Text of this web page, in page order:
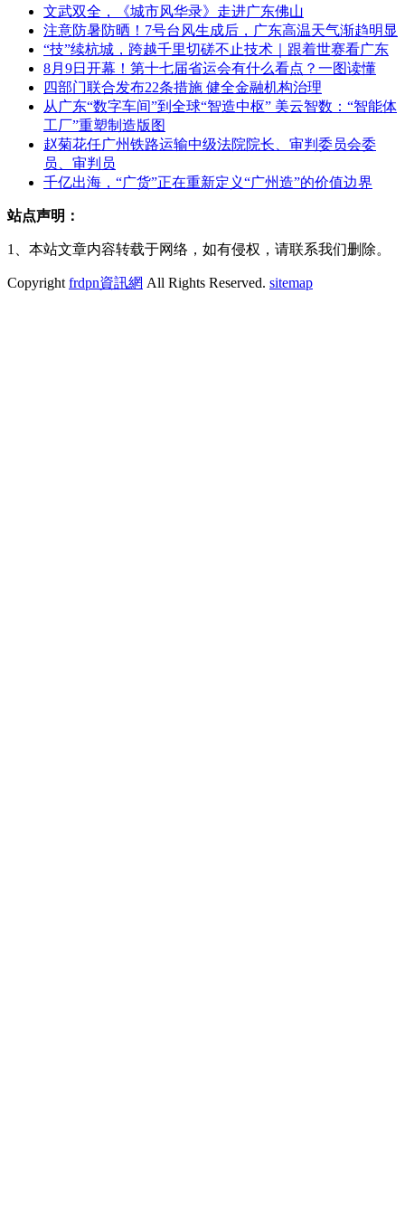
文武双全，《城市风华录》走进广东佛山
注意防暑防晒！7号台风生成后，广东高温天气渐趋明显
“技”续杭城，跨越千里切磋不止技术｜跟着世赛看广东
8月9日开幕！第十七届省运会有什么看点？一图读懂
四部门联合发布22条措施 健全金融机构治理
从广东“数字车间”到全球“智造中枢” 美云智数：“智能体
工厂”重塑制造版图
赵菊花任广州铁路运输中级法院院长、审判委员会委
员、审判员
千亿出海，“广货”正在重新定义“广州造”的价值边界
站点声明：
1、本站文章内容转载于网络，如有侵权，请联系我们删除。
Copyright frdpn資訊網 All Rights Reserved. sitemap